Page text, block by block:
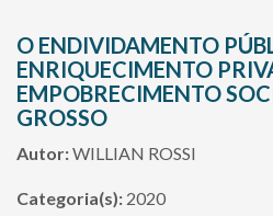
O ENDIVIDAMENTO
ENRIQUECIMENTO
EMPOBRECIMENTO
GROSSO
Autor:WILLIAN ROSSI
Categoria(s): 2020